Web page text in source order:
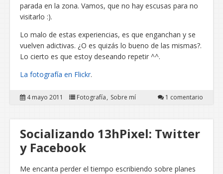
parada en la zona. Vamos, que no hay escusas para no
visitarlo :).
Lo malo de estas experiencias, es que enganchan y se
vuelven adictivas. ¿O es quizás lo bueno de las mismas?.
Lo cierto es que estoy deseando repetir ^^.
La fotografía en Flickr.
4 mayo 2011 Fotografía Sobre mí 1 comentario
Socializando 13hPixel: Twitter
y Facebook
Me encanta perder el tiempo escribiendo sobre planes